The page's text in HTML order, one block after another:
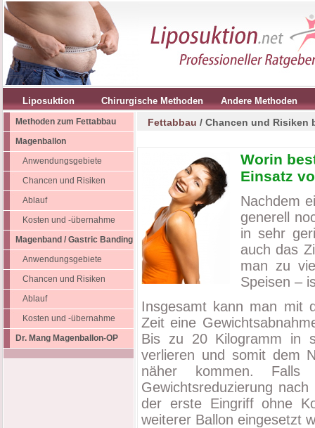
Liposuktion Chirurgische Methoden Andere Methoden
Methoden zum Fettabbau
Magenballon
Anwendungsgebiete
Chancen und Risiken
Ablauf
Kosten und -übernahme
Magenband / Gastric Banding
Anwendungsgebiete
Chancen und Risiken
Ablauf
Kosten und -übernahme
Dr. Mang Magenballon-OP
Fettabbau / Chancen und Risiken
Worin
Einsatz
Nachdem
generell
in sehr
auch das
man zu
Speisen –
Insgesamt kann man mit
Zeit eine
Bis zu 20 Kilogramm in
verlieren und somit dem
näher kommen.
Gewichtsreduzierung
der erste Eingriff ohne
weiterer Ballon eingesetzt